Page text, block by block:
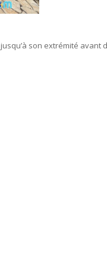
son extrémité avant